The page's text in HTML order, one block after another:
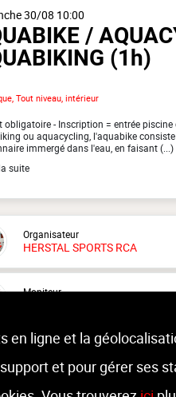
30/08 10:00
/
(1h)
Tout niveau, intérieur
obligatoire - Inscription = entrée
ou aquacycling, l'aquabike
immergé dans l'eau, en faisant (...)
suite
Organisateur
HERSTAL SPORTS RCA
Moniteur
Lieu :
Herstal Sports RCA
Rue Large Voie 74 - 4040 Herstal
ligne et la
et pour gérer ses